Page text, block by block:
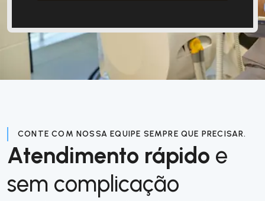
CONTE COM NOSSA EQUIPE SEMPRE QUE PRECISAR.
Atendimento rápido e
sem complicação